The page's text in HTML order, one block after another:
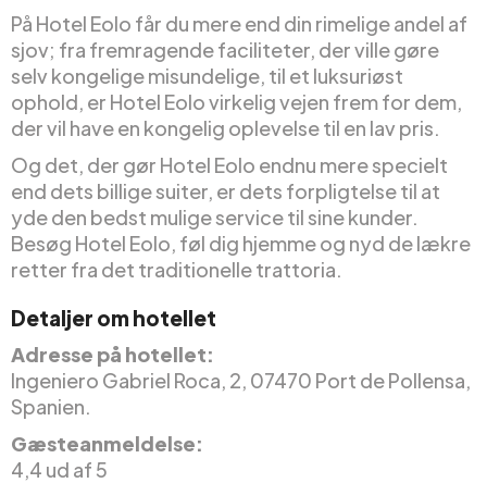
På Hotel Eolo får du mere end din rimelige andel af
sjov; fra fremragende faciliteter, der ville gøre
selv kongelige misundelige, til et luksuriøst
ophold, er Hotel Eolo virkelig vejen frem for dem,
der vil have en kongelig oplevelse til en lav pris.
Og det, der gør Hotel Eolo endnu mere specielt
end dets billige suiter, er dets forpligtelse til at
yde den bedst mulige service til sine kunder.
Besøg Hotel Eolo, føl dig hjemme og nyd de lækre
retter fra det traditionelle trattoria.
Detaljer om hotellet
Adresse på hotellet:
Ingeniero Gabriel Roca, 2, 07470 Port de Pollensa,
Spanien.
Gæsteanmeldelse:
4,4 ud af 5